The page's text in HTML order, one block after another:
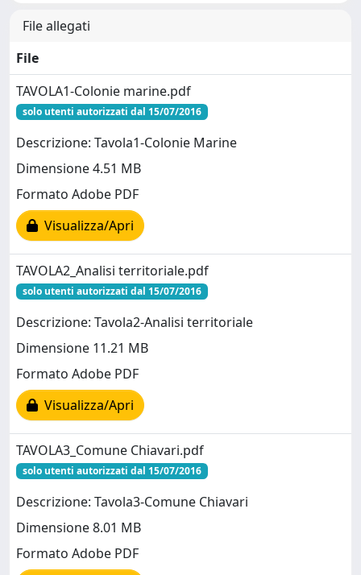
File allegati
File
TAVOLA1-Colonie marine.pdf
solo utenti autorizzati dal 15/07/2016
Descrizione: Tavola1-Colonie Marine
Dimensione 4.51 MB
Formato Adobe PDF
Visualizza/Apri
TAVOLA2_Analisi territoriale.pdf
solo utenti autorizzati dal 15/07/2016
Descrizione: Tavola2-Analisi territoriale
Dimensione 11.21 MB
Formato Adobe PDF
Visualizza/Apri
TAVOLA3_Comune Chiavari.pdf
solo utenti autorizzati dal 15/07/2016
Descrizione: Tavola3-Comune Chiavari
Dimensione 8.01 MB
Formato Adobe PDF